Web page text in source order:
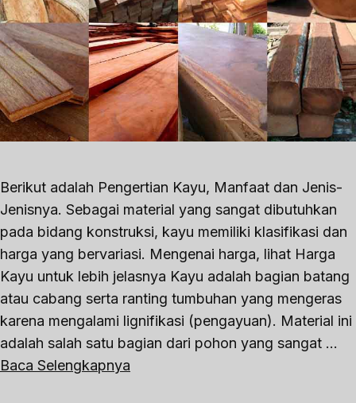
Berikut adalah Pengertian Kayu, Manfaat dan Jenis-
Jenisnya. Sebagai material yang sangat dibutuhkan
pada bidang konstruksi, kayu memiliki klasifikasi dan
harga yang bervariasi. Mengenai harga, lihat Harga
Kayu untuk lebih jelasnya Kayu adalah bagian batang
atau cabang serta ranting tumbuhan yang mengeras
karena mengalami lignifikasi (pengayuan). Material ini
adalah salah satu bagian dari pohon yang sangat …
Baca Selengkapnya